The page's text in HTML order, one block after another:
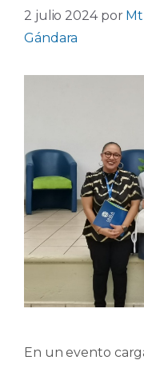
2 julio 2024 por
Gándara
En un evento